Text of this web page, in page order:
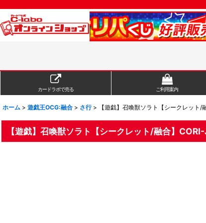
カードラボで売る ご利用案内
ホーム > 遊戯王OCG:融合 > さ行 > 【遊戯】召喚獣ソラト【シークレット
【遊戯】召喚獣ソラト【シークレット/融合】